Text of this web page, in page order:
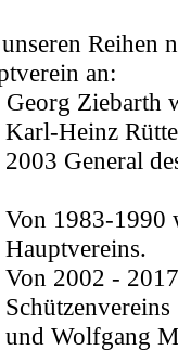
Reihen
an:
Ziebarth
Karl-Heinz
2003 General
Von 1983-1990
Hauptvereins.
Von 2002 -
Schützenvereins
und Wolfgang